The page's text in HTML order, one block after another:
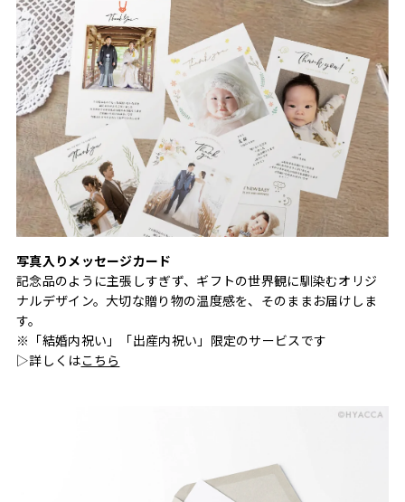
写真入りメッセージカード
記念品のように主張しすぎず、ギフトの世界観に馴染むオリジ
ナルデザイン。大切な贈り物の温度感を、そのままお届けしま
す。
※「結婚内祝い」「出産内祝い」限定のサービスです
▷詳しくはこちら